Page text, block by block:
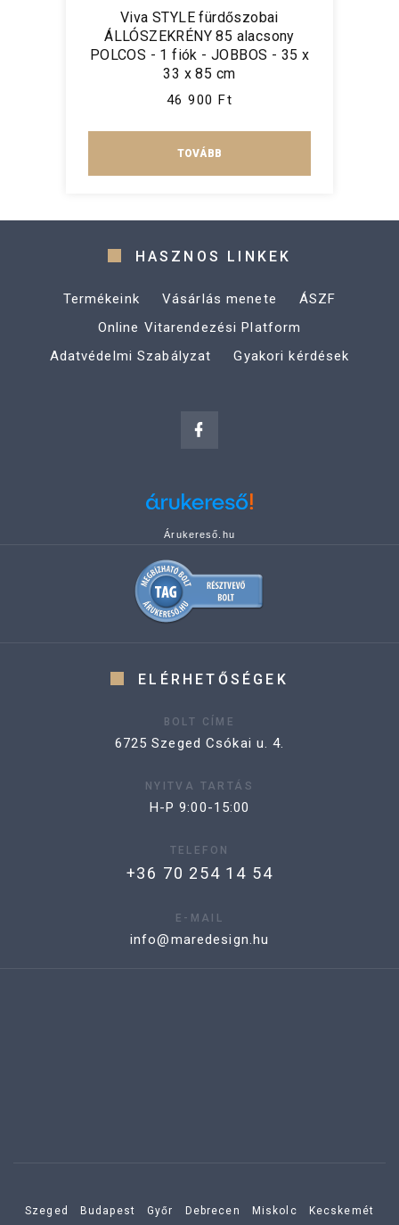
Viva STYLE fürdőszobai
ÁLLÓSZEKRÉNY 85 alacsony
POLCOS - 1 fiók - JOBBOS - 35 x
33 x 85 cm
46 900 Ft
TOVÁBB
HASZNOS LINKEK
Termékeink Vásárlás menete
ÁSZF
Online Vitarendezési Platform
Adatvédelmi Szabályzat
Gyakori kérdések
Árukereső.hu
ELÉRHETŐSÉGEK
BOLT CÍME
6725 Szeged Csókai u. 4.
NYITVA TARTÁS
H-P 9:00-15:00
TELEFON
+36 70 254 14 54
E-MAIL
info@maredesign.hu
Szeged Budapest Győr Debrecen Miskolc Kecskemét